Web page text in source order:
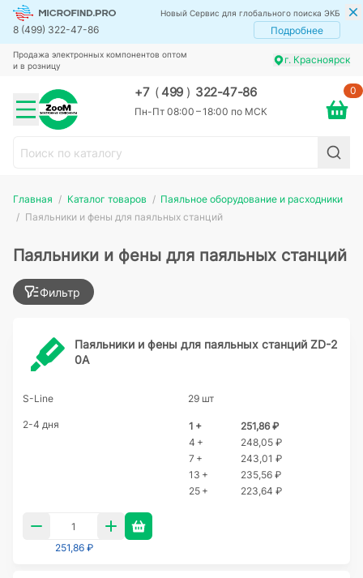
Новый Сервис для глобального поиска ЭКБ
8 (499) 322-47-86 Подробнее
Продажа электронных компонентов оптом
и в розницу
г. Красноярск
+7 (499 ) 322-47-86
Пн-Пт 08:00 – 18:00 по МСК
0
Главная Каталог товаров
Паяльное оборудование и расходники
Паяльники и фены для паяльных станций
Паяльники и фены для паяльных станций
Фильтр
Паяльники и фены для паяльных станций ZD-2
0A
S-Line 29 шт
2-4 дня 1 +
251,86 ₽
4 +
248,05 ₽
7 +
243,01 ₽
13 +
235,56 ₽
25 +
223,64 ₽
251,86 ₽